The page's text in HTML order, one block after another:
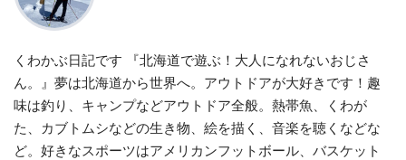
くわかぶ日記です 『北海道で遊ぶ！大人になれないおじさ
ん。』夢は北海道から世界へ。アウトドアが大好きです！趣
味は釣り、キャンプなどアウトドア全般。熱帯魚、くわが
た、カブトムシなどの生き物、絵を描く、音楽を聴くなどな
ど。好きなスポーツはアメリカンフットボール、バスケット